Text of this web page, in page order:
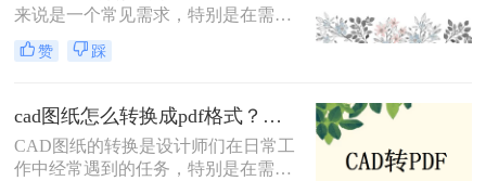
助用户根据自己的需求选择最适合的
转换方式。
来说是一个常见需求，特别是在需要
将图纸分享给不同平台或设备上的团
队成员时。PDF格式因其兼容性和稳
择。那么怎么把cad图纸转换成pdf
呢？本文将介绍四种将CAD图纸转换
为PDF的方法。
赞 踩
cad图纸怎么转换成pdf格式？教你三招解决！
CAD图纸的转换是设计师们在日常工
作中经常遇到的任务，特别是在需要